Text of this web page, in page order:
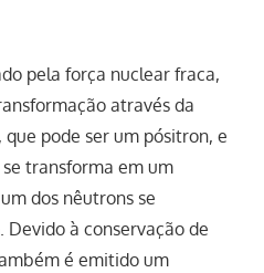
pela força nuclear fraca,
através da
pode ser um pósitron, e
transforma em um
dos nêutrons se
à conservação de
é emitido um